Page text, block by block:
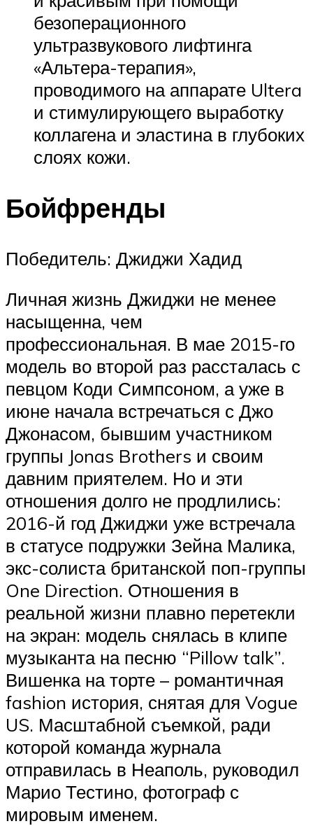
безоперационного
ультразвукового лифтинга
«Альтера-терапия»,
проводимого на аппарате Ultera
и стимулирующего выработку
коллагена и эластина в глубоких
слоях кожи.
Бойфренды
Победитель: Джиджи Хадид
Личная жизнь Джиджи не менее
насыщенна, чем
профессиональная. В мае 2015-го
модель во второй раз рассталась с
певцом Коди Симпсоном, а уже в
июне начала встречаться с Джо
Джонасом, бывшим участником
группы Jonas Brothers и своим
давним приятелем. Но и эти
отношения долго не продлились:
2016-й год Джиджи уже встречала
в статусе подружки Зейна Малика,
экс-солиста британской поп-группы
One Direction. Отношения в
реальной жизни плавно перетекли
на экран: модель снялась в клипе
музыканта на песню “Pillow talk”.
Вишенка на торте – романтичная
fashion история, снятая для Vogue
US. Масштабной съемкой, ради
которой команда журнала
отправилась в Неаполь, руководил
Марио Тестино, фотограф с
мировым именем.